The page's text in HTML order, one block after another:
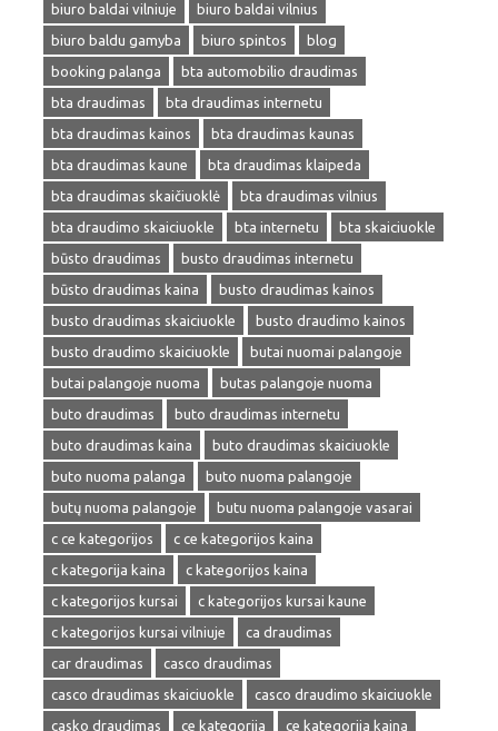
biuro baldai vilniuje
biuro baldai vilnius
biuro baldu gamyba
biuro spintos
blog
booking palanga
bta automobilio draudimas
bta draudimas
bta draudimas internetu
bta draudimas kainos
bta draudimas kaunas
bta draudimas kaune
bta draudimas klaipeda
bta draudimas skaičiuoklė
bta draudimas vilnius
bta draudimo skaiciuokle
bta internetu
bta skaiciuokle
būsto draudimas
busto draudimas internetu
būsto draudimas kaina
busto draudimas kainos
busto draudimas skaiciuokle
busto draudimo kainos
busto draudimo skaiciuokle
butai nuomai palangoje
butai palangoje nuoma
butas palangoje nuoma
buto draudimas
buto draudimas internetu
buto draudimas kaina
buto draudimas skaiciuokle
buto nuoma palanga
buto nuoma palangoje
butų nuoma palangoje
butu nuoma palangoje vasarai
c ce kategorijos
c ce kategorijos kaina
c kategorija kaina
c kategorijos kaina
c kategorijos kursai
c kategorijos kursai kaune
c kategorijos kursai vilniuje
ca draudimas
car draudimas
casco draudimas
casco draudimas skaiciuokle
casco draudimo skaiciuokle
casko draudimas
ce kategorija
ce kategorija kaina